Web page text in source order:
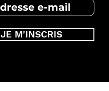
JE M'INSCRIS